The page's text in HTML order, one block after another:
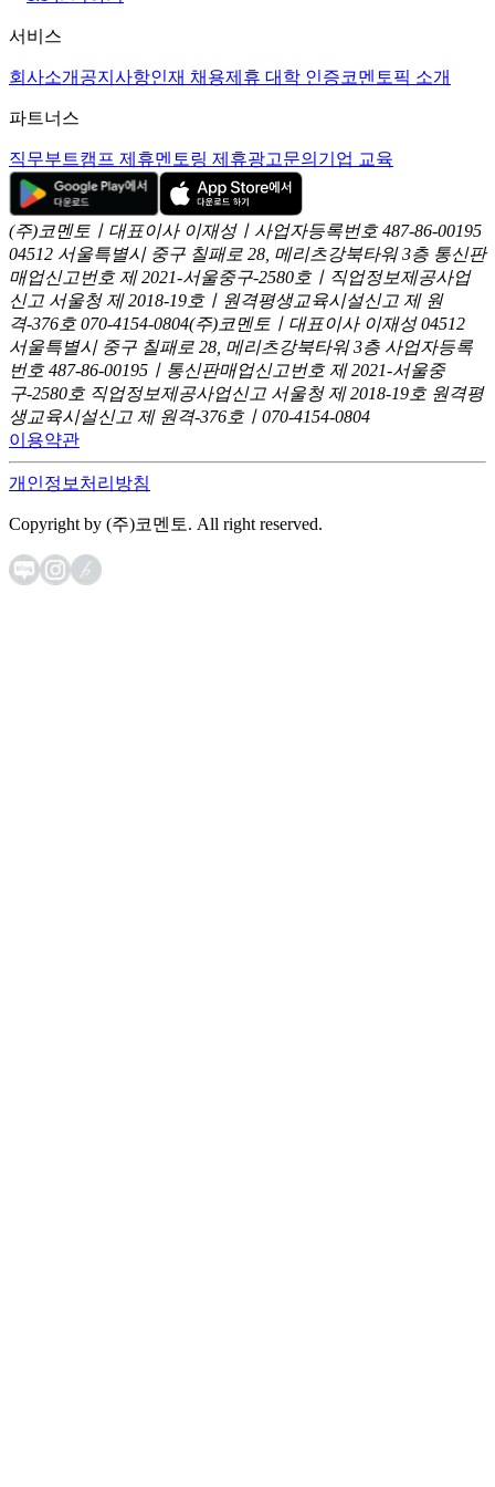
서비스
회사소개 공지사항인재 채용제휴 대학 인증코멘토픽 소개
파트너스
직무부트캠프 제휴멘토링 제휴광고문의 기업 교육
(주)코멘토ㅣ대표이사 이재성ㅣ사업자등록번호 487-86-00195
04512 서울특별시 중구 칠패로 28, 메리츠강북타워 3층 통신판
매업신고번호 제 2021-서울중구-2580호ㅣ직업정보제공사업
신고 서울청 제 2018-19호ㅣ원격평생교육시설신고 제 원
격-376호 070-4154-0804(주)코멘토ㅣ대표이사 이재성 04512
서울특별시 중구 칠패로 28, 메리츠강북타워 3층 사업자등록
번호 487-86-00195ㅣ통신판매업신고번호 제 2021-서울중
구-2580호 직업정보제공사업신고 서울청 제 2018-19호 원격평
생교육시설신고 제 원격-376호ㅣ070-4154-0804
이용약관
개인정보처리방침
Copyright by (주)코멘토. All right reserved.